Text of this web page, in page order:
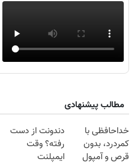
مطالب پیشنهادی
خداحافظی با
کمردرد، بدون
قرص و آمپول
دندونت از دست
رفته؟ وقت
ایمپلنت